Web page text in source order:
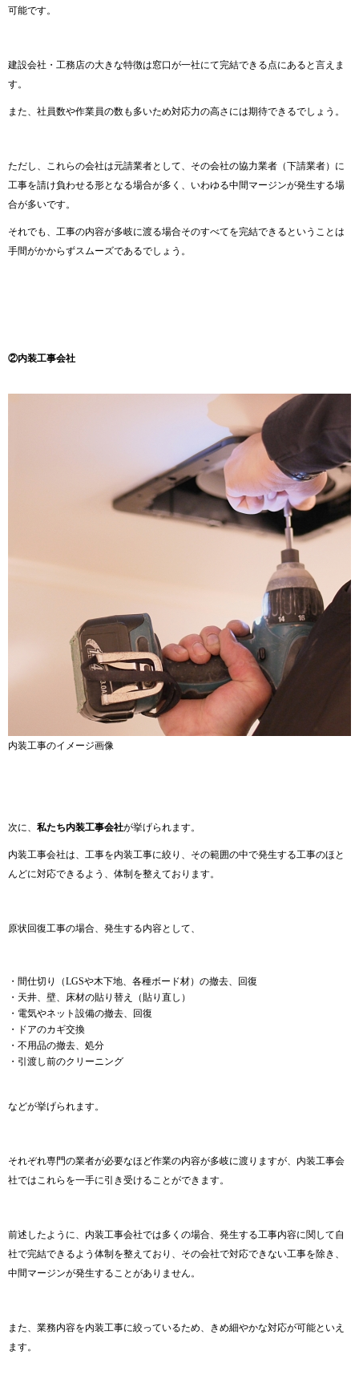
可能です。
建設会社・工務店の大きな特徴は窓口が一社にて完結できる点にあると言えま
す。
また、社員数や作業員の数も多いため対応力の高さには期待できるでしょう。
ただし、これらの会社は元請業者として、その会社の協力業者（下請業者）に
工事を請け負わせる形となる場合が多く、いわゆる中間マージンが発生する場
合が多いです。
それでも、工事の内容が多岐に渡る場合そのすべてを完結できるということは
手間がかからずスムーズであるでしょう。
②内装工事会社
内装工事のイメージ画像
次に、 私たち内装工事会社が挙げられます。
内装工事会社は、工事を内装工事に絞り、その範囲の中で発生する工事のほと
んどに対応できるよう、体制を整えております。
原状回復工事の場合、発生する内容として、
・間仕切り（LGSや木下地、各種ボード材）の撤去、回復
・天井、壁、床材の貼り替え（貼り直し）
・電気やネット設備の撤去、回復
・ドアのカギ交換
・不用品の撤去、処分
・引渡し前のクリーニング
などが挙げられます。
それぞれ専門の業者が必要なほど作業の内容が多岐に渡りますが、内装工事会
社ではこれらを一手に引き受けることができます。
前述したように、内装工事会社では多くの場合、発生する工事内容に関して自
社で完結できるよう体制を整えており、その会社で対応できない工事を除き、
中間マージンが発生することがありません。
また、業務内容を内装工事に絞っているため、きめ細やかな対応が可能といえ
ます。